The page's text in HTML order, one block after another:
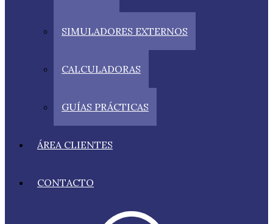
SIMULADORES EXTERNOS
CALCULADORAS
GUÍAS PRÁCTICAS
ÁREA CLIENTES
CONTACTO